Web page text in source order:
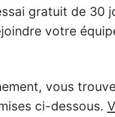
gratuit de 30
votre
vous
ci-dessous.